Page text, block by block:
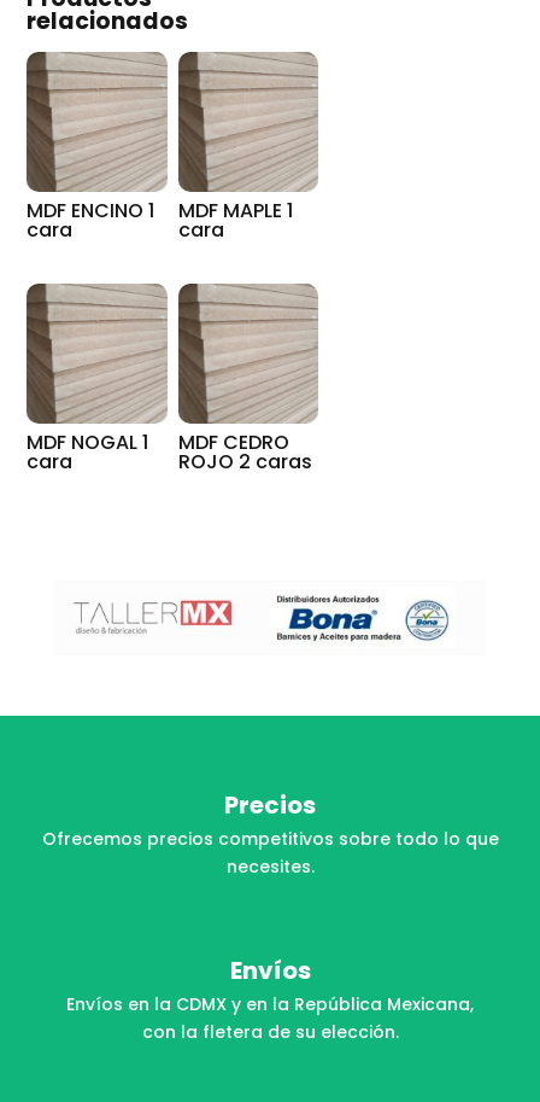
relacionados
MDF ENCINO 1
cara
MDF MAPLE 1
cara
MDF NOGAL 1
cara
MDF CEDRO
ROJO 2 caras
Precios
Ofrecemos precios competitivos sobre todo lo que
necesites.
Envíos
Envíos en la CDMX y en la República Mexicana,
con la fletera de su elección.